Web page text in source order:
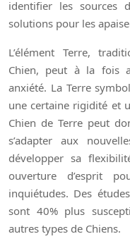
identifier les sources
solutions pour les
L’élément Terre,
Chien, peut à la fois
anxiété. La Terre
une certaine rigidité et
Chien de Terre peut
s’adapter aux
développer sa
ouverture d’esprit
inquiétudes. Des
sont 40% plus
autres types de Chiens.